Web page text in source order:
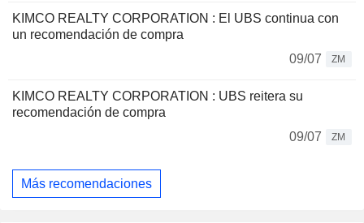
KIMCO REALTY CORPORATION : El UBS continua con
un recomendación de compra
09/07
ZM
KIMCO REALTY CORPORATION : UBS reitera su
recomendación de compra
09/07
ZM
Más recomendaciones